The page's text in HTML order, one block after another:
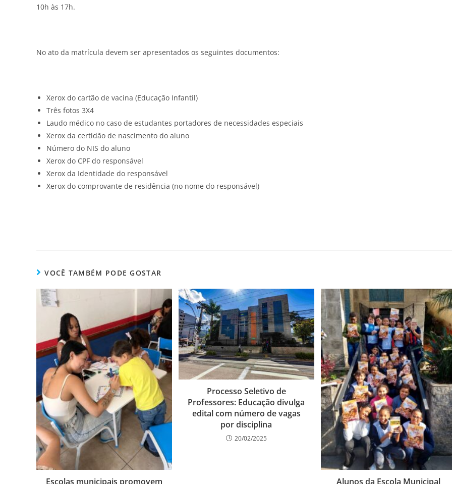
10h às 17h.
No ato da matrícula devem ser apresentados os seguintes documentos:
Xerox do cartão de vacina (Educação Infantil)
Três fotos 3X4
Laudo médico no caso de estudantes portadores de necessidades especiais
Xerox da certidão de nascimento do aluno
Número do NIS do aluno
Xerox do CPF do responsável
Xerox da Identidade do responsável
Xerox do comprovante de residência (no nome do responsável)
VOCÊ TAMBÉM PODE GOSTAR
Escolas municipais promovem
Processo Seletivo de
Professores: Educação divulga
edital com número de vagas
por disciplina
20/02/2025
Alunos da Escola Municipal